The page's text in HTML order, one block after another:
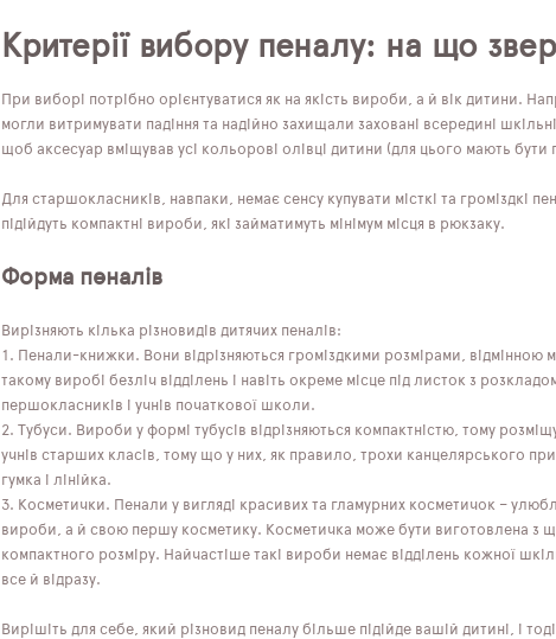
Критерії вибору пеналу: на що
При виборі потрібно орієнтуватися як на якість вироби, а й вік дитини.
могли витримувати падіння та надійно захищали заховані всередині
щоб аксесуар вміщував усі кольорові олівці дитини (для цього мають бути
Для старшокласників, навпаки, немає сенсу купувати місткі та громіздкі
підійдуть компактні вироби, які займатимуть мінімум місця в рюкзаку.
Форма пеналів
Вирізняють кілька різновидів дитячих пеналів:
Пенали-книжки. Вони відрізняються громіздкими розмірами, відмінною
такому виробі безліч відділень і навіть окреме місце під листок з
першокласників і учнів початкової школи.
Тубуси. Вироби у формі тубусів відрізняються компактністю, тому
учнів старших класів, тому що у них, як правило, трохи канцелярського
гумка і лінійка.
Косметички. Пенали у вигляді красивих та гламурних косметичок –
вироби, а й свою першу косметику. Косметичка може бути виготовлена ​​з
компактного розміру. Найчастіше такі вироби немає відділень кожної
все й відразу.
Вирішіть для себе, який різновид пеналу більше підійде вашій дитині, і